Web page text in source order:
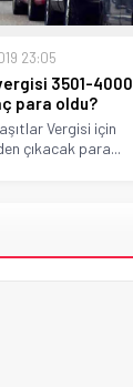
23:05
3501-4000
para oldu?
Vergisi için
çıkacak para...